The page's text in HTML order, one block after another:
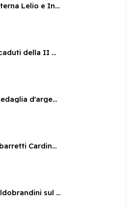
Scuola Materna Lelio e Innocenzina Rossi
Lapide ai caduti della II guerra sul Municipio
Spoleto medaglia d'argento al valor civile
Ad Enea Sbarretti Cardinale spoletino
Stemma Aldobrandini sul Municipio